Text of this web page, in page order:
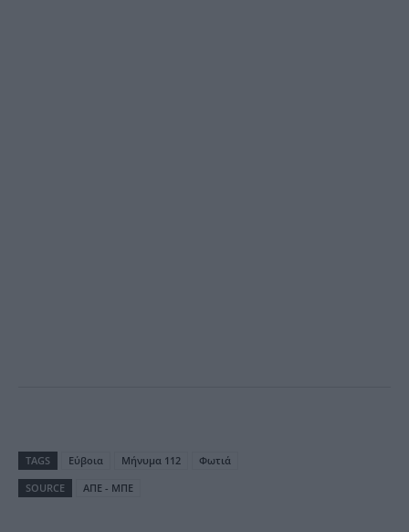
TAGS Εύβοια Μήνυμα 112
Φωτιά
SOURCE
ΑΠΕ - ΜΠΕ